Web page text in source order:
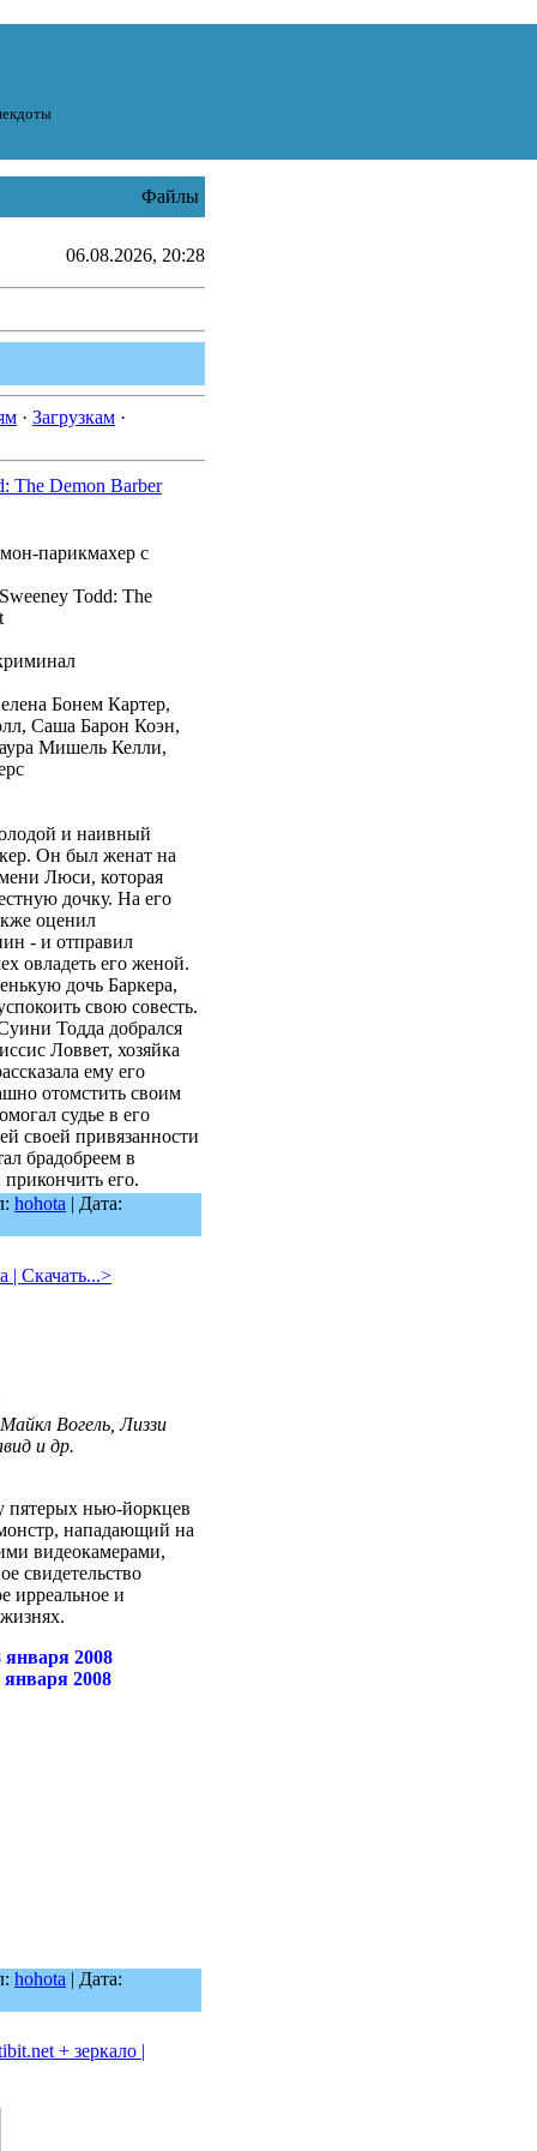
Файлы
06.08.2026, 20:28
· Загрузкам·
The Demon Barber
парикмахер с
Sweeney Todd: The
Бонем Картер,
Саша Барон Коэн,
Мишель Келли,
и наивный
Он был женат на
Люси, которая
дочку. На его
оценил
- и отправил
овладеть его женой.
дочь Баркера,
свою совесть.
Тодда добрался
Ловвет, хозяйка
ему его
отомстить своим
судье в его
своей привязанности
брадобреем в
прикончить его.
hohota | Дата:
| Скачать...>
Вогель, Лиззи
и др.
нью-йоркцев
нападающий на
видеокамерами,
свидетельство
ирреальное и
2008
2008
hohota | Дата:
+ зеркало |